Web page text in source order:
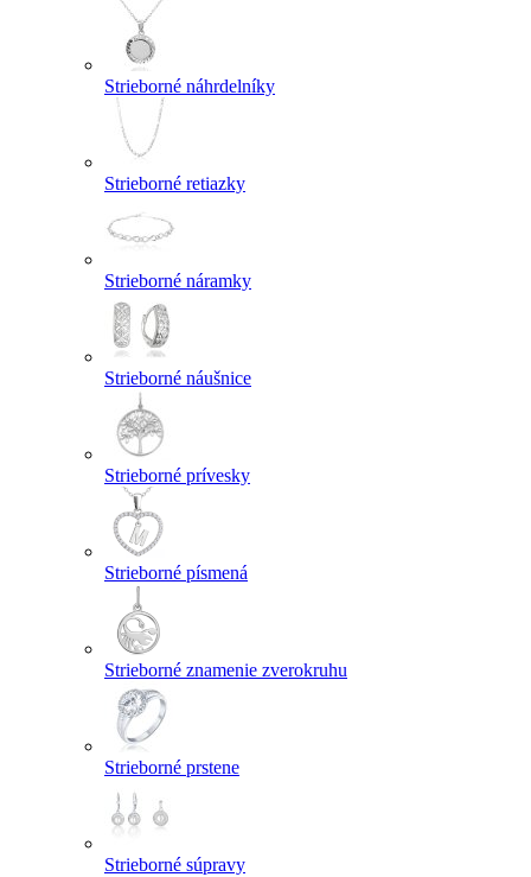
Strieborné náhrdelníky
Strieborné retiazky
Strieborné náramky
Strieborné náušnice
Strieborné prívesky
Strieborné písmená
Strieborné znamenie zverokruhu
Strieborné prstene
Strieborné súpravy